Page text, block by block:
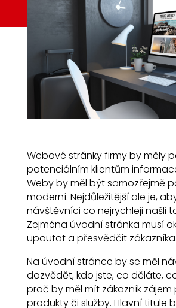
Webové stránky firmy by měly
potenciálním klientům
Weby by měl být samozřejmě
moderní. Nejdůležitější ale je,
návštěvníci co nejrychleji našli
Zejména úvodní stránka musí
upoutat a přesvědčit zákazníka
Na úvodní stránce by se měl
dozvědět, kdo jste, co děláte,
proč by měl mít zákazník zájem
produkty či služby. Hlavní titule